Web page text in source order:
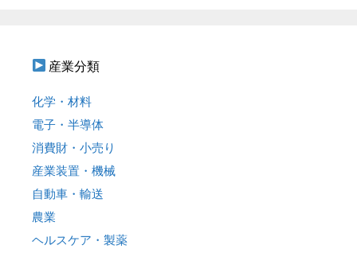
産業分類
化学・材料
電子・半導体
消費財・小売り
産業装置・機械
自動車・輸送
農業
ヘルスケア・製薬